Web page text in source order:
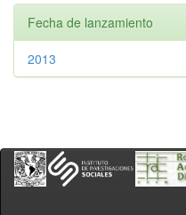
Fecha de lanzamiento
2013